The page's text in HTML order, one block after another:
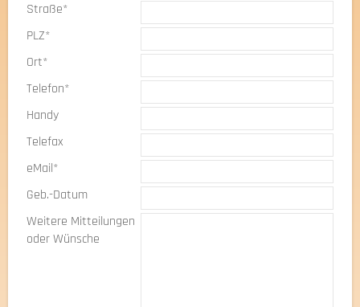
Straße*
PLZ*
Ort*
Telefon*
Handy
Telefax
eMail*
Geb.-Datum
Weitere Mitteilungen
oder Wünsche